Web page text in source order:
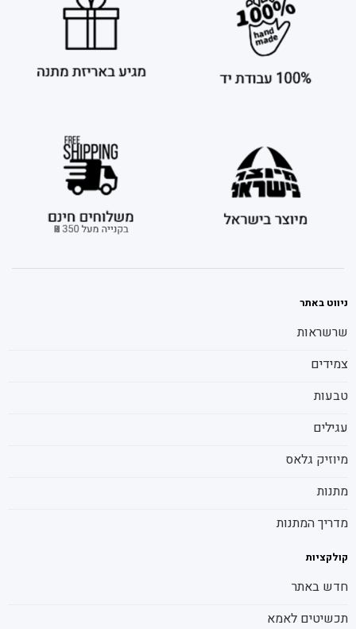
ניווט באתר
שרשראות
צמידים
טבעות
עגילים
מיוזיק גלאס
מתנות
מדריך המתנות
קולקציות
חדש באתר
תכשיטים לאמא